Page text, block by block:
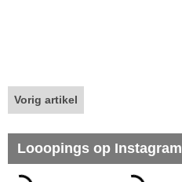
Vorig artikel
Looopings op Instagram